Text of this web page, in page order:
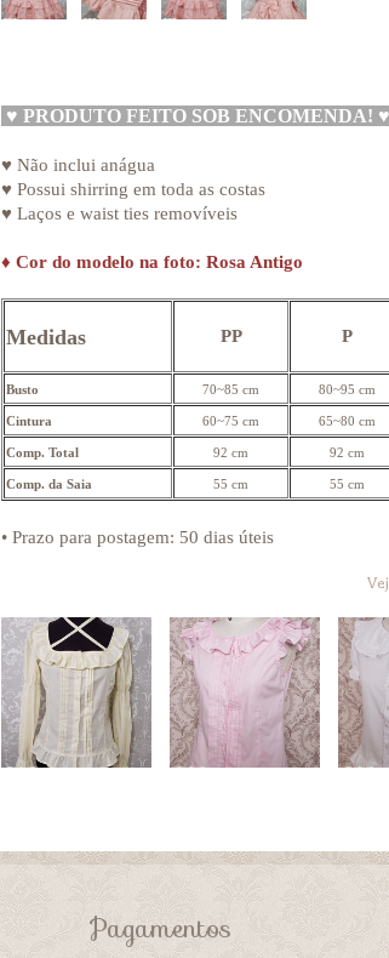
♥ PRODUTO FEITO SOB ENCOMENDA! ♥
♥ Não inclui anágua
♥ Possui shirring em toda as costas
♥ Laços e waist ties removíveis
♦ Cor do modelo na foto: Rosa Antigo
Medidas PP P
Busto 70~85 cm 80~95 cm
Cintura 60~75 cm 65~80 cm
Comp. Total 92 cm 92 cm
Comp. da Saia 55 cm 55 cm
• Prazo para postagem: 50 dias úteis
Pagamentos